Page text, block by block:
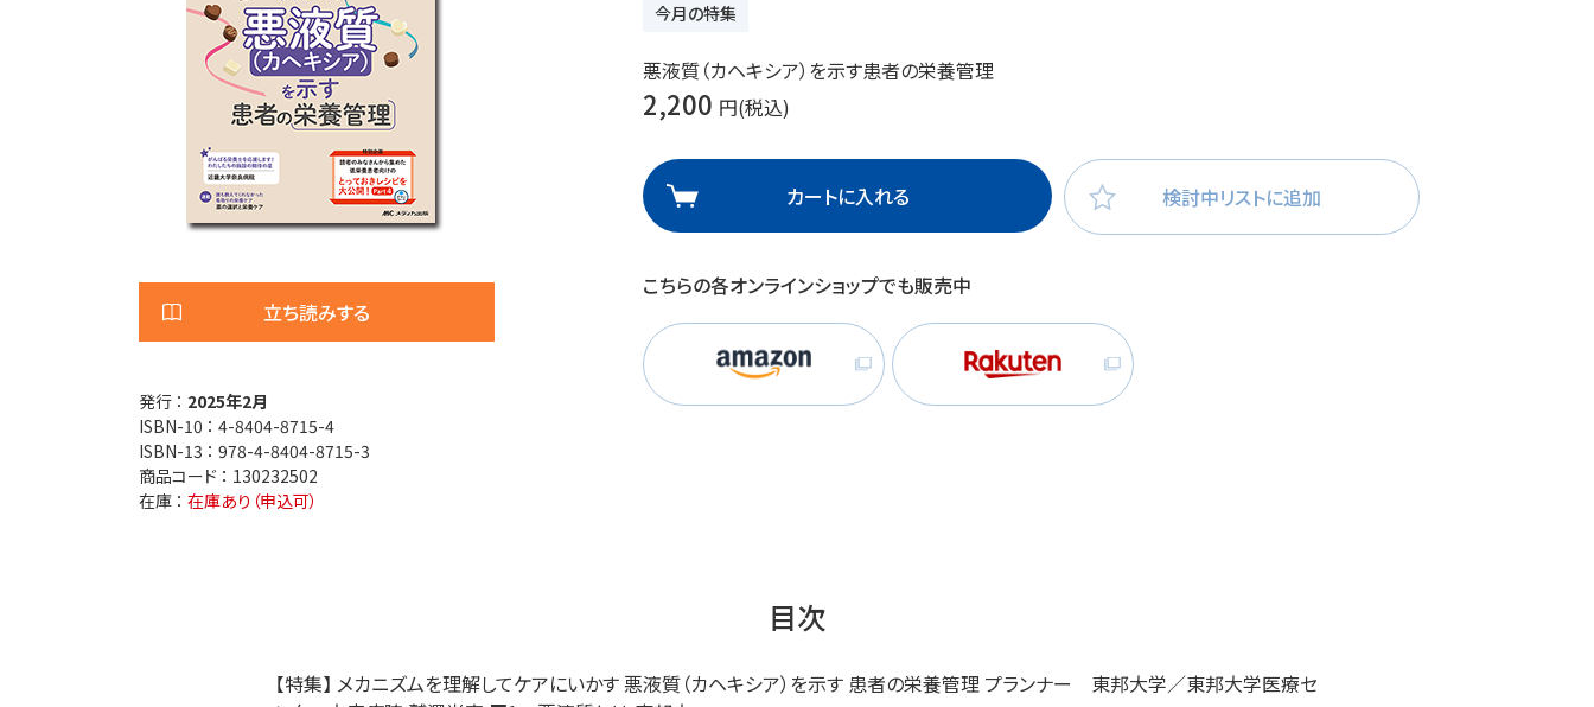
栄養
手術室・麻酔
感染管理・感染症 栄養管理
医療安全 産業保健 在宅医療・看護 高齢者看護
退院調整・地域医療連携 高齢者介護
立ち読みする
発行 ： 2025年2月
ISBN-10 ： 4-8404-8715-4
ISBN-13 ： 978-4-8404-8715-3
商品コード ： 130232502
在庫 ： 在庫あり（申込可）
今月の特集
悪液質（カヘキシア）を示す患者の栄養管理
2,200 円(税込)
カートに入れる 検討中リストに追加
こちらの各オンラインショップでも販売中
目次
【特集】 メカニズムを理解してケアにいかす 悪液質（カヘキシア）を示す 患者の栄養管理 プランナー 東邦大学／東邦大学医療セ